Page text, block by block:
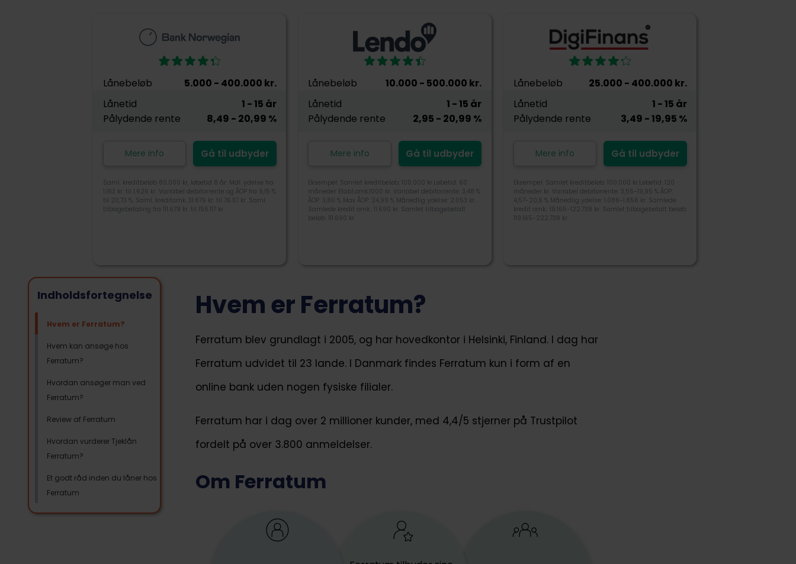
Lånebeløb 5.000 - 400.000 kr.
Lånetid
1 - 15 år
Pålydende rente
8,49 - 20,99 %
Mere info Gå til udbyder
Saml. kreditbeløb 80.000 kr, løbetid 8 år. Mdl. ydelse fra
1.163 kr. til 1.626 kr. Variabel debitorrente og ÅOP fra 9,15 %
til 20,73 %. Saml. kreditomk. 31.679 kr. til 76.117 kr. Saml.
tilbagebetaling fra 111.679 kr. til 156.117 kr.
Lånebeløb 10.000 - 500.000 kr.
Lånetid
1 - 15 år
Pålydende rente
2,95 - 20,99 %
Mere info Gå til udbyder
Eksempel: Samlet kreditbeløb: 100.000 kr.Løbetid: 60
måneder Etabl.omk.1000 kr. Variabel debitorrente: 3,48 %
ÅOP: 3,80 % Max ÅOP: 24,99 % Månedlig ydelse: 2.053 kr.
Samlede kredit omk.: 11.690 kr. Samlet tilbagebetalt
beløb: 111.690 kr.
Lånebeløb 25.000 - 400.000 kr.
Lånetid
1 - 15 år
Pålydende rente
3,49 - 19,95 %
Mere info Gå til udbyder
Eksempel: Samlet kreditbeløb: 100.000 kr.Løbetid: 120
måneder kr. Variabel debitorrente: 3,55-19,95 % ÅOP:
4,57-20,6 % Månedlig ydelse: 1.086-1.856 kr. Samlede
kredit omk.: 19.165-122.738 kr. Samlet tilbagebetalt beløb:
119.165-222.738 kr.
Indholdsfortegnelse
Hvem er Ferratum?
Hvem kan ansøge hos
Ferratum?
Hvordan ansøger man ved
Ferratum?
Review af Ferratum
Hvordan vurderer Tjeklån
Ferratum?
Et godt råd inden du låner hos
Ferratum
Hvem er Ferratum?
Ferratum blev grundlagt i 2005, og har hovedkontor i Helsinki, Finland. I dag har
Ferratum udvidet til 23 lande. I Danmark findes Ferratum kun i form af en
online bank uden nogen fysiske filialer.
Ferratum har i dag over 2 millioner kunder, med 4,4/5 stjerner på Trustpilot
fordelt på over 3.800 anmeldelser.
Om Ferratum